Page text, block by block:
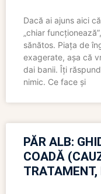
Dacă ai ajuns aici
„chiar
sănătos. Piața de
exagerate, așa că
dai banii. Îți
nimic. Ce face și
PĂR ALB:
COADĂ
TRATAMENT,